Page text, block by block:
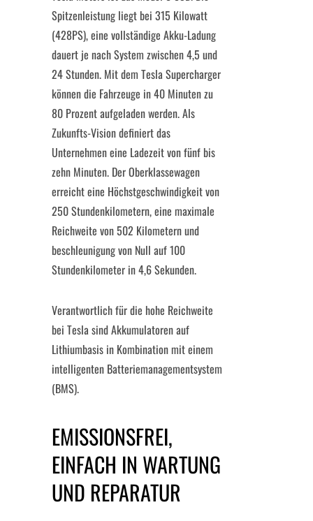
Spitzenleistung liegt bei 315 Kilowatt
(428PS), eine vollständige Akku-Ladung
dauert je nach System zwischen 4,5 und
24 Stunden. Mit dem Tesla Supercharger
können die Fahrzeuge in 40 Minuten zu
80 Prozent aufgeladen werden. Als
Zukunfts-Vision definiert das
Unternehmen eine Ladezeit von fünf bis
zehn Minuten. Der Oberklassewagen
erreicht eine Höchstgeschwindigkeit von
250 Stundenkilometern, eine maximale
Reichweite von 502 Kilometern und
beschleunigung von Null auf 100
Stundenkilometer in 4,6 Sekunden.
Verantwortlich für die hohe Reichweite
bei Tesla sind Akkumulatoren auf
Lithiumbasis in Kombination mit einem
intelligenten Batteriemanagementsystem
(BMS).
EMISSIONSFREI,
EINFACH IN WARTUNG
UND REPARATUR